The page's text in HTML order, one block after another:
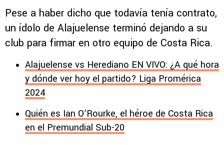
Pese a haber dicho que todavía tenía contrato,
un ídolo de Alajuelense terminó dejando a su
club para firmar en otro equipo de Costa Rica.
Alajuelense vs Herediano EN VIVO: ¿A qué hora
y dónde ver hoy el partido? Liga Promérica
2024
Quién es Ian O’Rourke, el héroe de Costa Rica
en el Premundial Sub-20